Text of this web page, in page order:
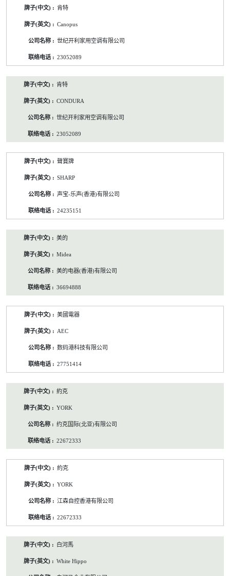
肯特
Canopus
世纪开利家用空调有限公司
23052089
肯特
CONDURA
世纪开利家用空调有限公司
23052089
聲寶牌
SHARP
声宝-乐声(香港)有限公司
24235151
美的
Midea
美的电器(香港)有限公司
36694888
美國電器
AEC
数码港科技有限公司
27751414
約克
YORK
约克国际(北亚)有限公司
22672333
約克
YORK
江森自控香港有限公司
22672333
白河馬
White Hippo